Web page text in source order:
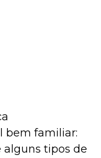
bem familiar:
alguns tipos de